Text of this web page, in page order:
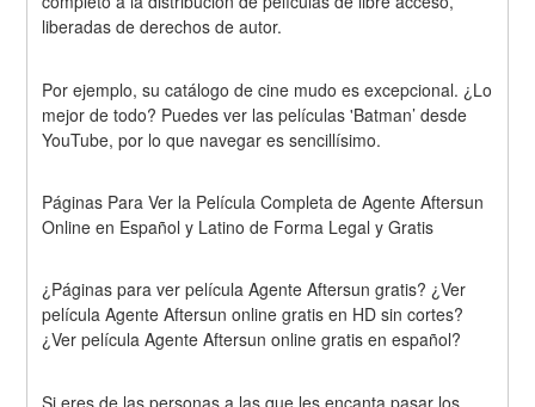
liberadas de derechos de autor.
Por ejemplo, su catálogo de cine mudo es excepcional. ¿Lo
mejor de todo? Puedes ver las películas 'Batman’ desde
YouTube, por lo que navegar es sencillísimo.
Páginas Para Ver la Película Completa de Agente Aftersun
Online en Español y Latino de Forma Legal y Gratis
¿Páginas para ver película Agente Aftersun gratis? ¿Ver
película Agente Aftersun online gratis en HD sin cortes?
¿Ver película Agente Aftersun online gratis en español?
Si eres de las personas a las que les encanta pasar los